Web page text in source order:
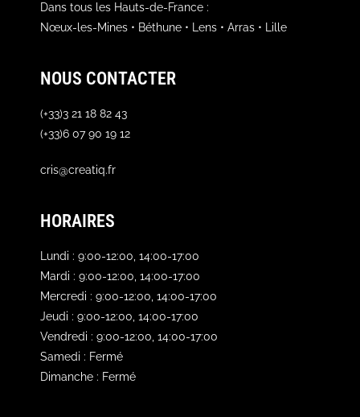
Dans tous les Hauts-de-France :
Nœux-les-Mines • Béthune • Lens • Arras • Lille
NOUS CONTACTER
(+33)3 21 18 82 43
(+33)6 07 90 19 12
cris@creatiq.fr
HORAIRES
Lundi : 9:00-12:00, 14:00-17:00
Mardi : 9:00-12:00, 14:00-17:00
Mercredi : 9:00-12:00, 14:00-17:00
Jeudi : 9:00-12:00, 14:00-17:00
Vendredi : 9:00-12:00, 14:00-17:00
Samedi : Fermé
Dimanche : Fermé